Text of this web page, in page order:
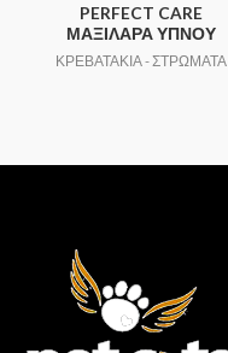
PERFECT CARE
ΜΑΞΙΛΑΡΑ ΥΠΝΟΥ
ΚΡΕΒΑΤΑΚΙΑ - ΣΤΡΩΜΑΤΑ